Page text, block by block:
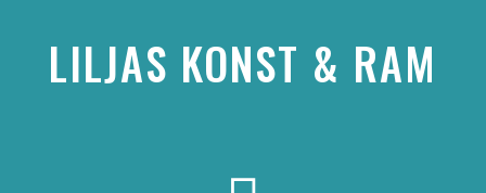
LILJAS KONST & RAM